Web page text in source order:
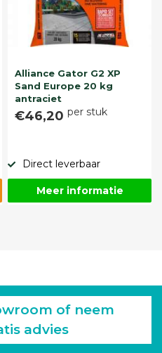
Alliance Gator G2 XP
Sand Europe 20 kg
antraciet
€46,20 per stuk
Direct leverbaar
Meer informatie
of neem
advies